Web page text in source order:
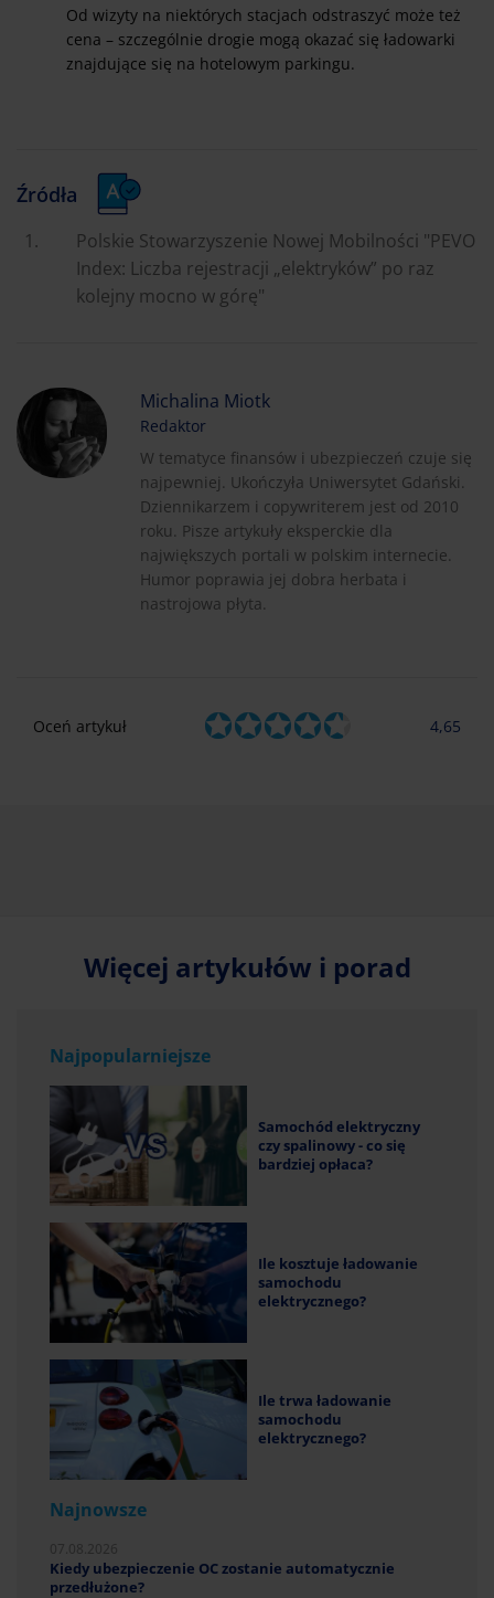
Od wizyty na niektórych stacjach odstraszyć może też
cena – szczególnie drogie mogą okazać się ładowarki
znajdujące się na hotelowym parkingu.
Źródła
Polskie Stowarzyszenie Nowej Mobilności "PEVO
Index: Liczba rejestracji „elektryków” po raz
kolejny mocno w górę"
Michalina Miotk
Redaktor
W tematyce finansów i ubezpieczeń czuje się
najpewniej. Ukończyła Uniwersytet Gdański.
Dziennikarzem i copywriterem jest od 2010
roku. Pisze artykuły eksperckie dla
największych portali w polskim internecie.
Humor poprawia jej dobra herbata i
nastrojowa płyta.
Oceń artykuł 4,65
Więcej artykułów i porad
Najpopularniejsze
Samochód elektryczny
czy spalinowy - co się
bardziej opłaca?
Ile kosztuje ładowanie
samochodu
elektrycznego?
Ile trwa ładowanie
samochodu
elektrycznego?
Najnowsze
Kiedy ubezpieczenie OC zostanie automatycznie
przedłużone?